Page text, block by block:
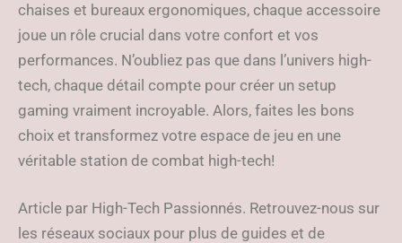
chaises et bureaux ergonomiques, chaque accessoire
joue un rôle crucial dans votre confort et vos
performances. N’oubliez pas que dans l’univers high-
tech, chaque détail compte pour créer un setup
gaming vraiment incroyable. Alors, faites les bons
choix et transformez votre espace de jeu en une
véritable station de combat high-tech!
Article par High-Tech Passionnés. Retrouvez-nous sur
les réseaux sociaux pour plus de guides et de